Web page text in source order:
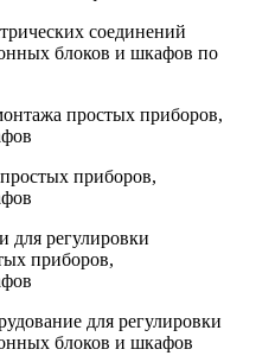
соединений
блоков и шкафов по
простых приборов,
приборов,
для регулировки
приборов,
для регулировки
блоков и шкафов